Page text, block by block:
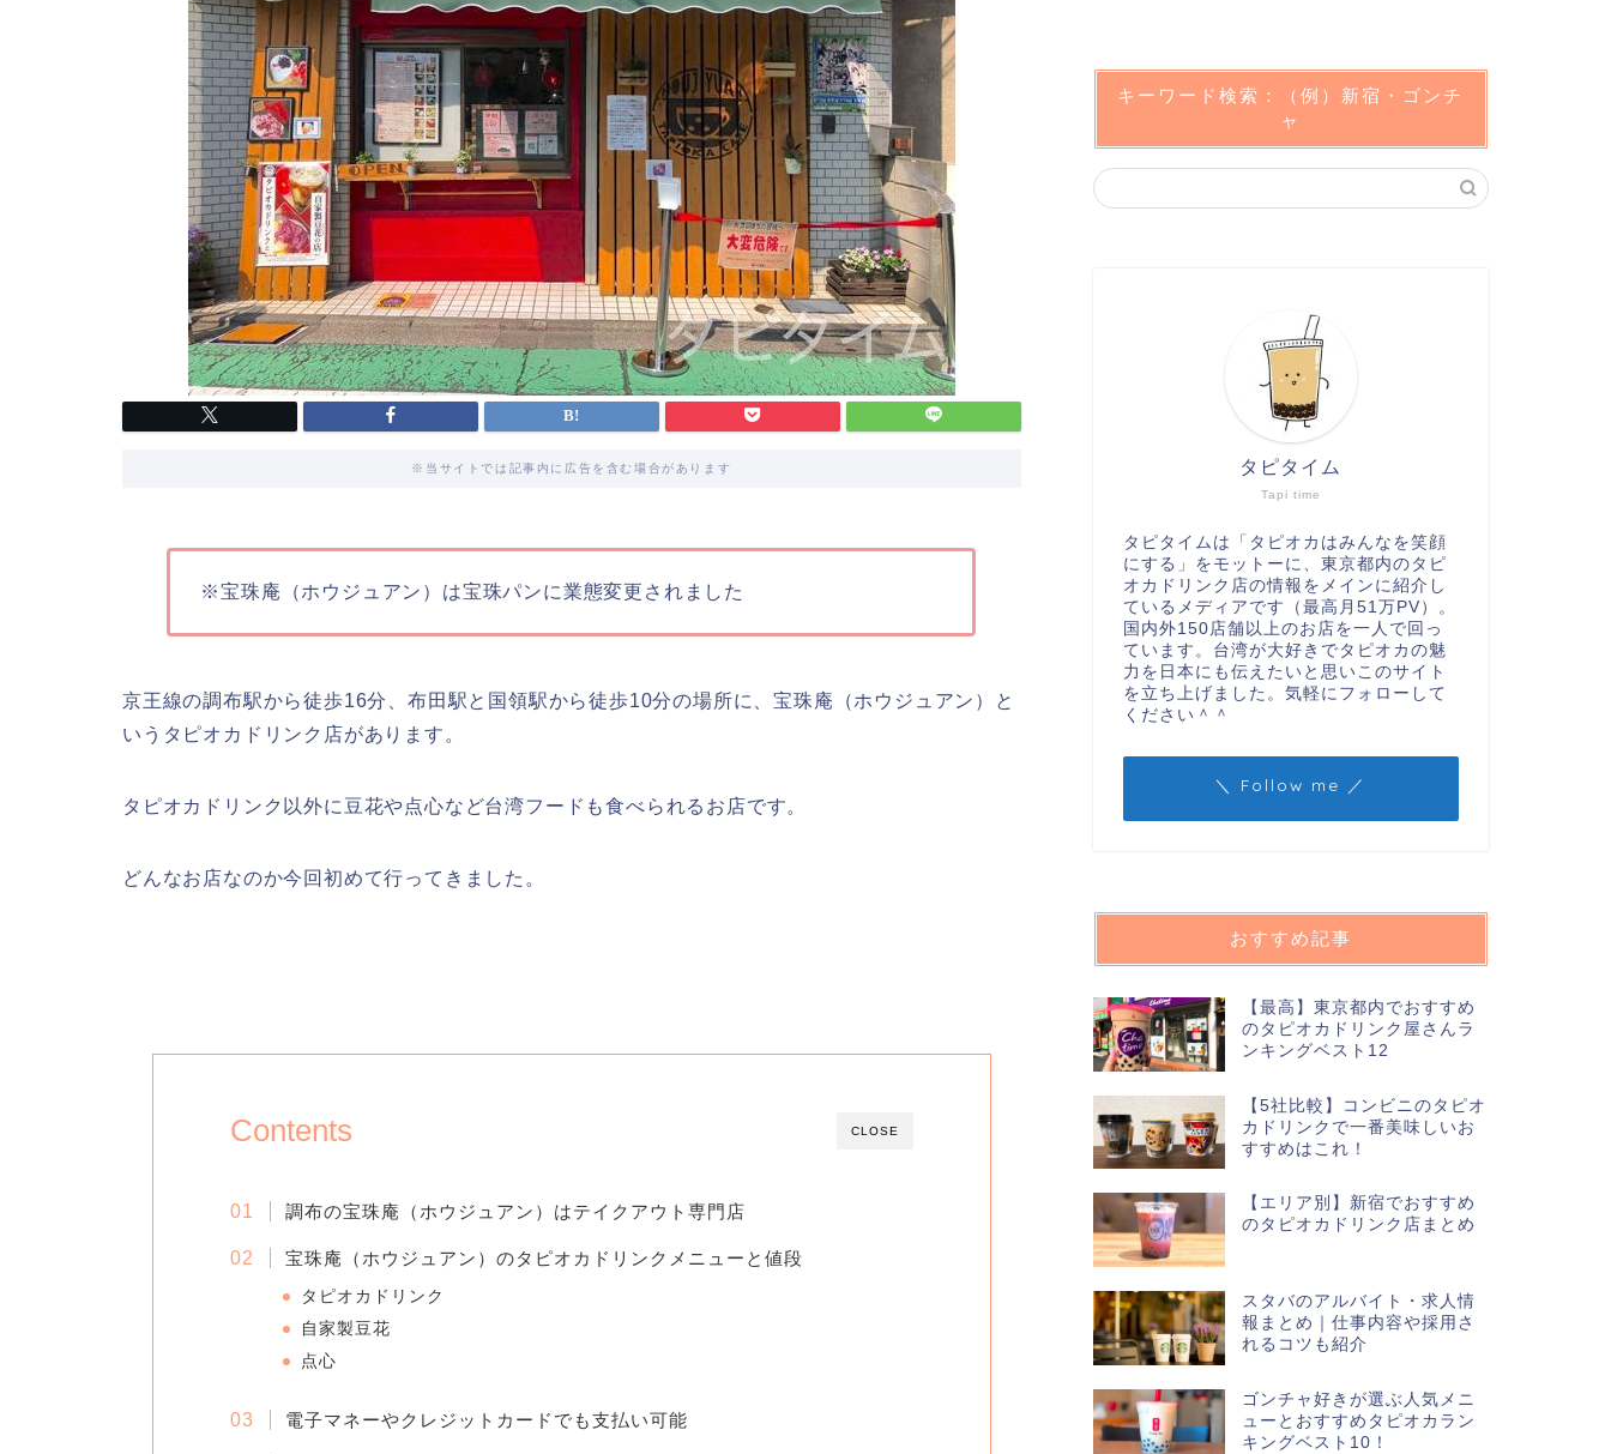
※当サイトでは記事内に広告を含む場合があります
※宝珠庵（ホウジュアン）は宝珠パンに業態変更されました
京王線の調布駅から徒歩16分、布田駅と国領駅から徒歩10分の場所に、宝珠庵（ホウジュアン）と
いうタピオカドリンク店があります。
タピオカドリンク以外に豆花や点心など台湾フードも食べられるお店です。
どんなお店なのか今回初めて行ってきました。
CLOSE
Contents
調布の宝珠庵（ホウジュアン）はテイクアウト専門店
宝珠庵（ホウジュアン）のタピオカドリンクメニューと値段
タピオカドリンク
自家製豆花
点心
電子マネーやクレジットカードでも支払い可能
キーワード検索：（例）新宿・ゴンチ
ャ
Tapi time
タピタイム
タピタイムは「タピオカはみんなを笑顔
にする」をモットーに、東京都内のタピ
オカドリンク店の情報をメインに紹介し
ているメディアです（最高月51万PV）。
国内外150店舗以上のお店を一人で回っ
ています。台湾が大好きでタピオカの魅
力を日本にも伝えたいと思いこのサイト
を立ち上げました。気軽にフォローして
ください＾＾
＼ Follow me ／
おすすめ記事
【最高】東京都内でおすすめ
のタピオカドリンク屋さんラ
ンキングベスト12
【5社比較】コンビニのタピオ
カドリンクで一番美味しいお
すすめはこれ！
【エリア別】新宿でおすすめ
のタピオカドリンク店まとめ
スタバのアルバイト・求人情
報まとめ｜仕事内容や採用さ
れるコツも紹介
ゴンチャ好きが選ぶ人気メニ
ューとおすすめタピオカラン
キングベスト10！